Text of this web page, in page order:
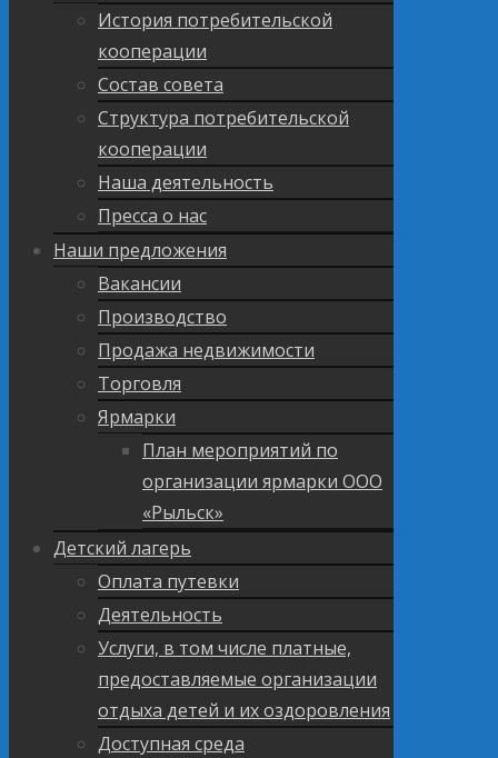
История потребительской
кооперации
Состав совета
Структура потребительской
кооперации
Наша деятельность
Пресса о нас
Наши предложения
Вакансии
Производство
Продажа недвижимости
Торговля
Ярмарки
План мероприятий по
организации ярмарки ООО
«Рыльск»
Детский лагерь
Оплата путевки
Деятельность
Услуги, в том числе платные,
предоставляемые организации
отдыха детей и их оздоровления
Доступная среда